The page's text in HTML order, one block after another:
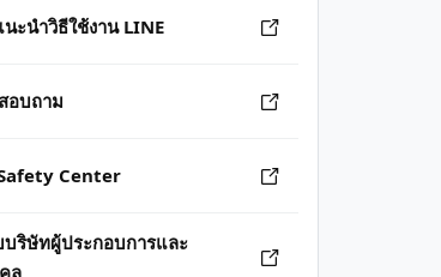
ะนำวิธีใช้งาน LINE
อบถาม
Center
บริษัทผู้ประกอบการและ
ล